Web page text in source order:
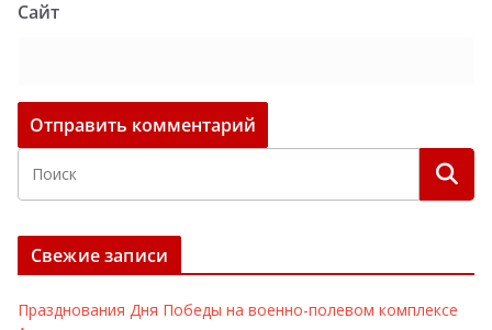
Сайт
Свежие записи
Празднования Дня Победы на военно-полевом комплексе